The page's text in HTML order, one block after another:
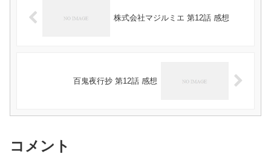
株式会社マジルミエ 第12話 感想
百鬼夜行抄 第12話 感想
コメント